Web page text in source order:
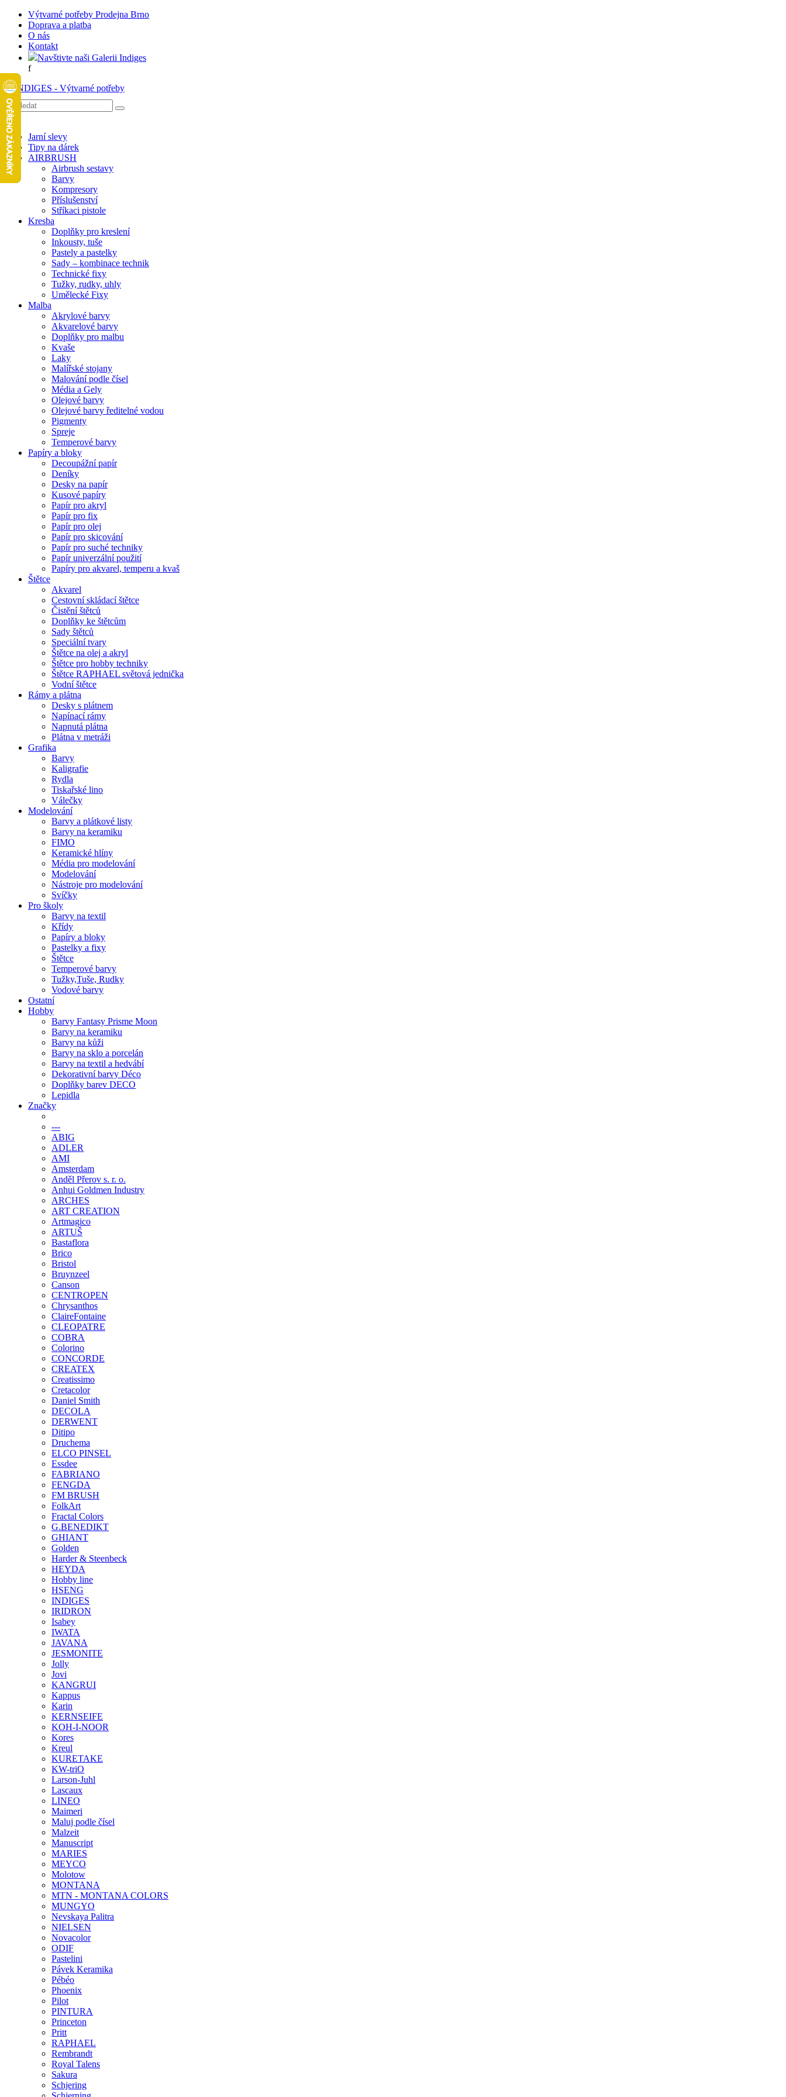
Výtvarné potřeby Prodejna Brno
Doprava a platba
O nás
Kontakt
Navštivte naši Galerii Indiges
f
Jarní slevy
Tipy na dárek
AIRBRUSH
Airbrush sestavy
Barvy
Kompresory
Příslušenství
Stříkaci pistole
Kresba
Doplňky pro kreslení
Inkousty, tuše
Pastely a pastelky
Sady – kombinace technik
Technické fixy
Tužky, rudky, uhly
Umělecké Fixy
Malba
Akrylové barvy
Akvarelové barvy
Doplňky pro malbu
Kvaše
Laky
Malířské stojany
Malování podle čísel
Média a Gely
Olejové barvy
Olejové barvy ředitelné vodou
Pigmenty
Spreje
Temperové barvy
Papíry a bloky
Decoupážní papír
Deníky
Desky na papír
Kusové papíry
Papír pro akryl
Papír pro fix
Papír pro olej
Papír pro skicování
Papír pro suché techniky
Papír univerzální použití
Papíry pro akvarel, temperu a kvaš
Štětce
Akvarel
Cestovní skládací štětce
Čistění štětců
Doplňky ke štětcům
Sady štětců
Speciální tvary
Štětce na olej a akryl
Štětce pro hobby techniky
Štětce RAPHAEL světová jednička
Vodní štětce
Rámy a plátna
Desky s plátnem
Napínací rámy
Napnutá plátna
Plátna v metráži
Grafika
Barvy
Kaligrafie
Rydla
Tiskařské lino
Válečky
Modelování
Barvy a plátkové listy
Barvy na keramiku
FIMO
Keramické hlíny
Média pro modelování
Modelování
Nástroje pro modelování
Svíčky
Pro školy
Barvy na textil
Křídy
Papíry a bloky
Pastelky a fixy
Štětce
Temperové barvy
Tužky,Tuše, Rudky
Vodové barvy
Ostatní
Hobby
Barvy Fantasy Prisme Moon
Barvy na keramiku
Barvy na kůži
Barvy na sklo a porcelán
Barvy na textil a hedvábí
Dekorativní barvy Déco
Doplňky barev DECO
Lepidla
Značky
---
ABIG
ADLER
AMI
Amsterdam
Anděl Přerov s. r. o.
Anhui Goldmen Industry
ARCHES
ART CREATION
Artmagico
ARTUŠ
Bastaflora
Brico
Bristol
Bruynzeel
Canson
CENTROPEN
Chrysanthos
ClaireFontaine
CLEOPATRE
COBRA
Colorino
CONCORDE
CREATEX
Creatissimo
Cretacolor
Daniel Smith
DECOLA
DERWENT
Ditipo
Druchema
ELCO PINSEL
Essdee
FABRIANO
FENGDA
FM BRUSH
FolkArt
Fractal Colors
G.BENEDIKT
GHIANT
Golden
Harder & Steenbeck
HEYDA
Hobby line
HSENG
INDIGES
IRIDRON
Isabey
IWATA
JAVANA
JESMONITE
Jolly
Jovi
KANGRUI
Kappus
Karin
KERNSEIFE
KOH-I-NOOR
Kores
Kreul
KURETAKE
KW-triO
Larson-Juhl
Lascaux
LINEO
Maimeri
Maluj podle čísel
Malzeit
Manuscript
MARIES
MEYCO
Molotow
MONTANA
MTN - MONTANA COLORS
MUNGYO
Nevskaya Palitra
NIELSEN
Novacolor
ODIF
Pastelini
Pávek Keramika
Pébéo
Phoenix
Pilot
PINTURA
Princeton
Pritt
RAPHAEL
Rembrandt
Royal Talens
Sakura
Schjering